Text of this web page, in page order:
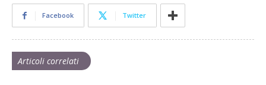
Facebook Twitter
Articoli correlati